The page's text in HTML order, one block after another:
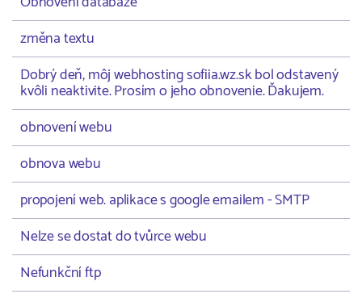
změna textu
Dobrý deň, môj webhosting sofiia.wz.sk bol odstavený
kvôli neaktivite. Prosím o jeho obnovenie. Ďakujem.
obnovení webu
obnova webu
propojení web. aplikace s google emailem - SMTP
Nelze se dostat do tvůrce webu
Nefunkční ftp